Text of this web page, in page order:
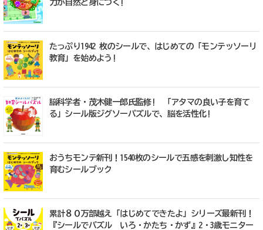
力が自然と身につく!
たっぷり1942 枚のシールで、はじめての「モンテッソーリ
教育」を始めよう!
脳科学者・茂木健一郎氏監修! 「アタマの良い子を育て
る」シール版ジグソーパズルで、脳を活性化!
おうちモンテ新刊！1540枚のシールで五感を刺激し知性を
育むシールブック
累計８０万部越え「はじめてできたよ」シリーズ最新刊！
『シールでパズル いろ・かたち・かず』2・3歳モニター